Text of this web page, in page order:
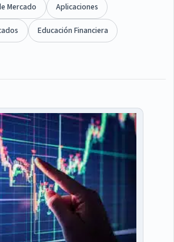
Mercado
Aplicaciones
Educación Financiera